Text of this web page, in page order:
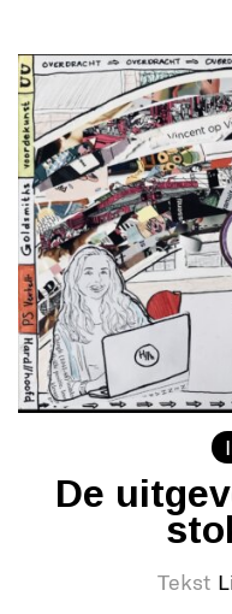
De
Tekst